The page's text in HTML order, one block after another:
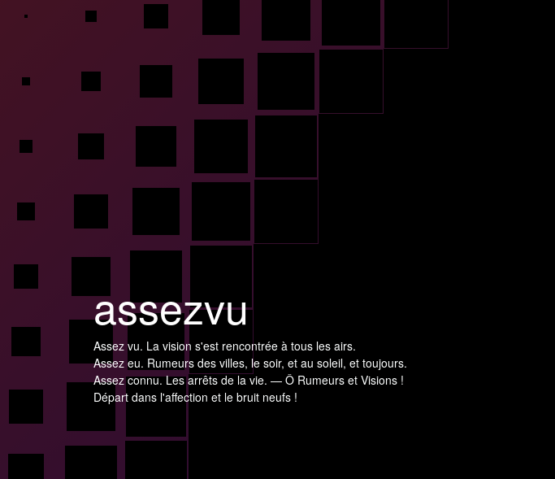
assezvu
Assez vu. La vision s'est rencontrée à tous les airs.
Assez eu. Rumeurs des villes, le soir, et au soleil, et toujours.
Assez connu. Les arrêts de la vie. — Ô Rumeurs et Visions !
Départ dans l'affection et le bruit neufs !